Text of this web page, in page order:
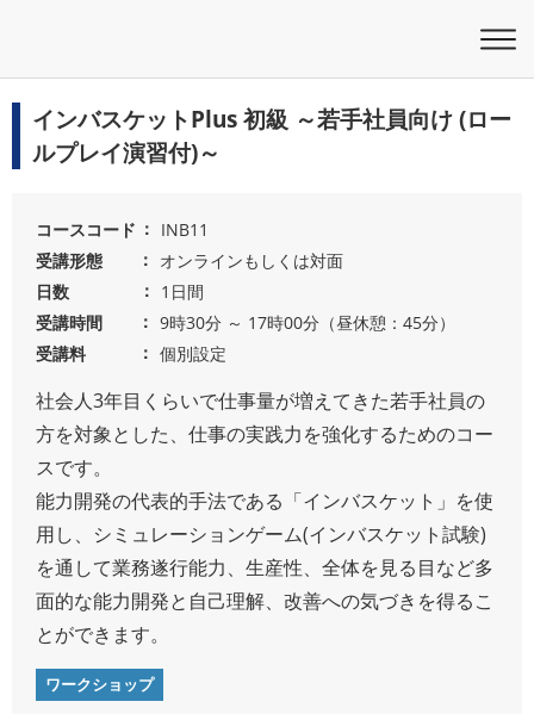
インバスケットPlus 初級 ～若手社員向け (ロー
ルプレイ演習付)～
コースコード
INB11
受講形態
オンラインもしくは対面
日数
1日間
受講時間
9時30分 ～ 17時00分（昼休憩：45分）
受講料
個別設定
社会人3年目くらいで仕事量が増えてきた若手社員の
方を対象とした、仕事の実践力を強化するためのコー
スです。
能力開発の代表的手法である「インバスケット」を使
用し、シミュレーションゲーム(インバスケット試験)
を通して業務遂行能力、生産性、全体を見る目など多
面的な能力開発と自己理解、改善への気づきを得るこ
とができます。
ワークショップ